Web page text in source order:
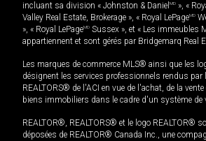
incluant sa division « Johnston & Daniel MD », «
Valley Real Estate, Brokerage », « Royal LePageMD
», « Royal LePageMD Sussex », et « Les immeubles
appartiennent et sont gérés par Bridgemarq Real
Les marques de commerce MLS® ainsi que les
désignent les services professionnels rendus par
REALTORS® de l'ACI en vue de l'achat, de la
biens immobiliers dans le cadre d'un système de
REALTOR®, REALTORS® et le logo REALTOR®
déposées de REALTOR® Canada Inc., une